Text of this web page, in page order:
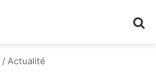
/ Actualité